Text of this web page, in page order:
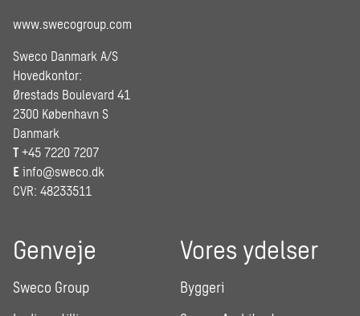
www.swecogroup.com
Sweco Danmark A/S
Hovedkontor:
Ørestads Boulevard 41
2300 København S
Danmark
T +45 7220 7207
E info@sweco.dk
CVR: 48233511
Genveje
Sweco Group
Vores ydelser
Byggeri